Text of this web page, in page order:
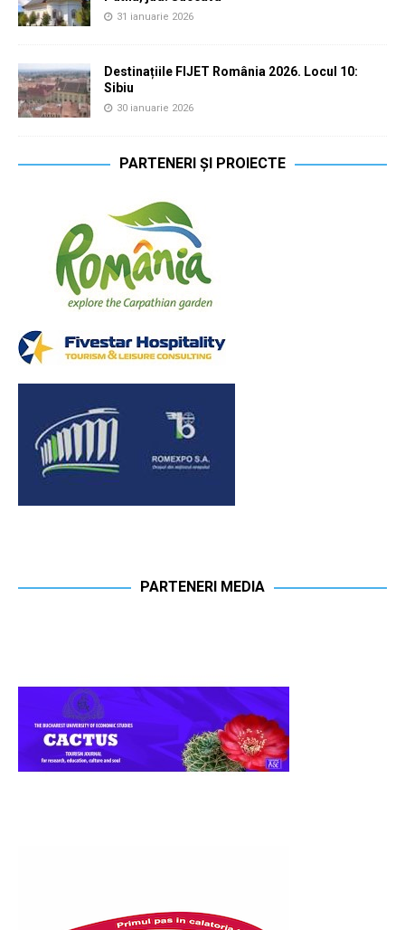
31 ianuarie 2026
Destinațiile FIJET România 2026. Locul 10:
Sibiu
30 ianuarie 2026
PARTENERI ȘI PROIECTE
PARTENERI MEDIA